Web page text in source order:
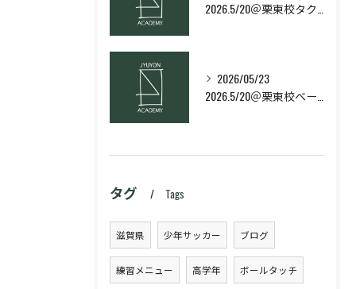
2026/05/23
タグ Tags
滋賀県 少年サッカー ブログ
練習メニュー 高学年 ボールタッチ